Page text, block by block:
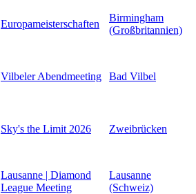
Europameisterschaften
Birmingham
(Großbritannien)
Vilbeler Abendmeeting Bad Vilbel
Sky's the Limit 2026 Zweibrücken
Lausanne | Diamond
League Meeting
Lausanne
(Schweiz)